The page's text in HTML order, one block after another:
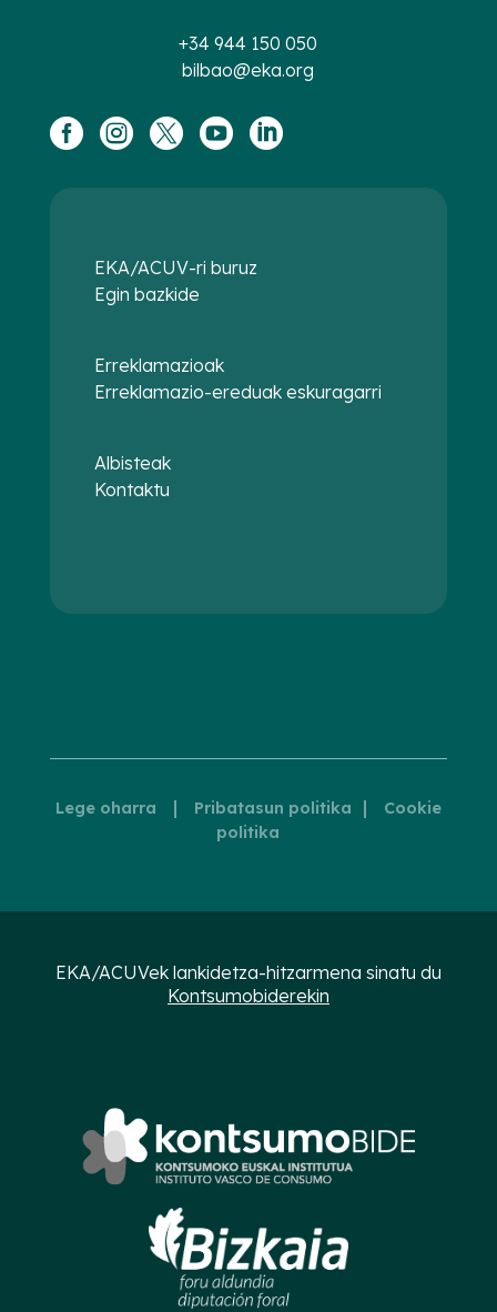
+34 944 150 050
bilbao@eka.org
    
EKA/ACUV-ri buruz
Egin bazkide
Erreklamazioak
Erreklamazio-ereduak eskuragarri
Albisteak
Kontaktu
Lege oharra | Pribatasun politika |
Cookie
politika
EKA/ACUVek lankidetza-hitzarmena sinatu du
Kontsumobiderekin